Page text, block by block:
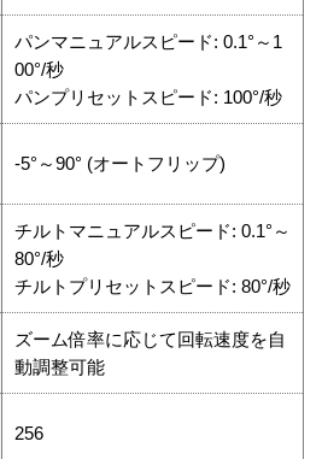
パンマニュアルスピード: 0.1°～1
00°/秒
パンプリセットスピード: 100°/秒
-5°～90° (オートフリップ)
チルトマニュアルスピード: 0.1°～
80°/秒
チルトプリセットスピード: 80°/秒
ズーム倍率に応じて回転速度を自
動調整可能
256